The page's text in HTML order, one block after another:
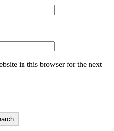
in this browser for the next